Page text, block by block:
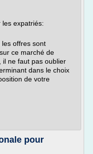
expatriés:
offres sont
ce marché de
il ne faut pas oublier
dans le choix
de votre
pour